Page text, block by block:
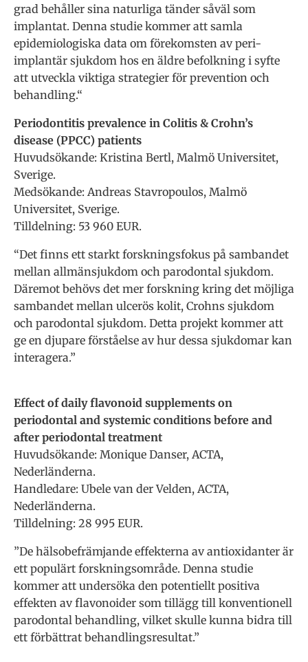
grad behåller sina naturliga tänder såväl som
implantat. Denna studie kommer att samla
epidemiologiska data om förekomsten av peri-
implantär sjukdom hos en äldre befolkning i syfte
att utveckla viktiga strategier för prevention och
behandling.“
Periodontitis prevalence in Colitis & Crohn’s
disease (PPCC) patients
Huvudsökande: Kristina Bertl, Malmö Universitet,
Sverige.
Medsökande: Andreas Stavropoulos, Malmö
Universitet, Sverige.
Tilldelning: 53 960 EUR.
“Det finns ett starkt forskningsfokus på sambandet
mellan allmänsjukdom och parodontal sjukdom.
Däremot behövs det mer forskning kring det möjliga
sambandet mellan ulcerös kolit, Crohns sjukdom
och parodontal sjukdom. Detta projekt kommer att
ge en djupare förståelse av hur dessa sjukdomar kan
interagera.”
Effect of daily flavonoid supplements on
periodontal and systemic conditions before and
after periodontal treatment
Huvudsökande: Monique Danser, ACTA,
Nederländerna.
Handledare: Ubele van der Velden, ACTA,
Nederländerna.
Tilldelning: 28 995 EUR.
”De hälsobefrämjande effekterna av antioxidanter är
ett populärt forskningsområde. Denna studie
kommer att undersöka den potentiellt positiva
effekten av flavonoider som tillägg till konventionell
parodontal behandling, vilket skulle kunna bidra till
ett förbättrat behandlingsresultat.”